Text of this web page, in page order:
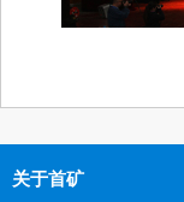
关于首矿